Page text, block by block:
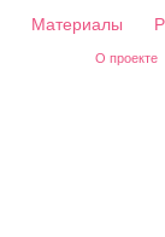
Материалы
О проекте